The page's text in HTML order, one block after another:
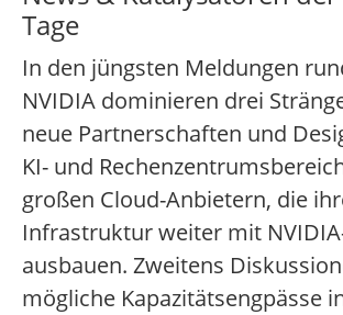
Tage
In den jüngsten Meldungen
NVIDIA dominieren drei
neue Partnerschaften und
KI- und
großen Cloud-Anbietern, die
Infrastruktur weiter mit
ausbauen. Zweitens
mögliche Kapazitätsengpässe